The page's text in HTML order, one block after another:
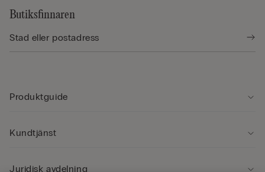
Butiksfinnaren
Produktguide
Kundtjänst
Juridisk avdelning